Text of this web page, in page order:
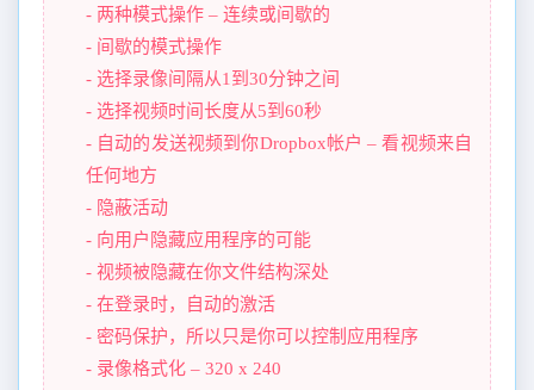
- 两种模式操作 – 连续或间歇的
- 间歇的模式操作
- 选择录像间隔从1到30分钟之间
- 选择视频时间长度从5到60秒
- 自动的发送视频到你Dropbox帐户 – 看视频来自
任何地方
- 隐蔽活动
- 向用户隐藏应用程序的可能
- 视频被隐藏在你文件结构深处
- 在登录时，自动的激活
- 密码保护，所以只是你可以控制应用程序
- 录像格式化 – 320 x 240